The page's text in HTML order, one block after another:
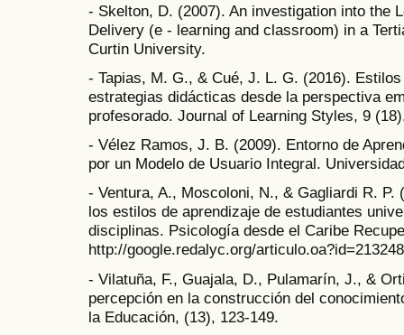
- Skelton, D. (2007). An investigation into the
Delivery (e - learning and classroom) in a
Curtin University.
- Tapias, M. G., & Cué, J. L. G. (2016).
estrategias didácticas desde la perspectiva
profesorado. Journal of Learning Styles, 9
- Vélez Ramos, J. B. (2009). Entorno de
por un Modelo de Usuario Integral.
- Ventura, A., Moscoloni, N., & Gagliardi R.
los estilos de aprendizaje de estudiantes
disciplinas. Psicología desde el Caribe
http://google.redalyc.org/
- Vilatuña, F., Guajala, D., Pulamarín, J., &
percepción en la construcción del
la Educación, (13), 123-149.